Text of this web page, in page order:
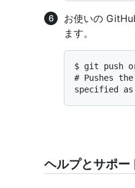
お使いの
ます。
$ git push
# Pushes
specified
ヘルプとサポー